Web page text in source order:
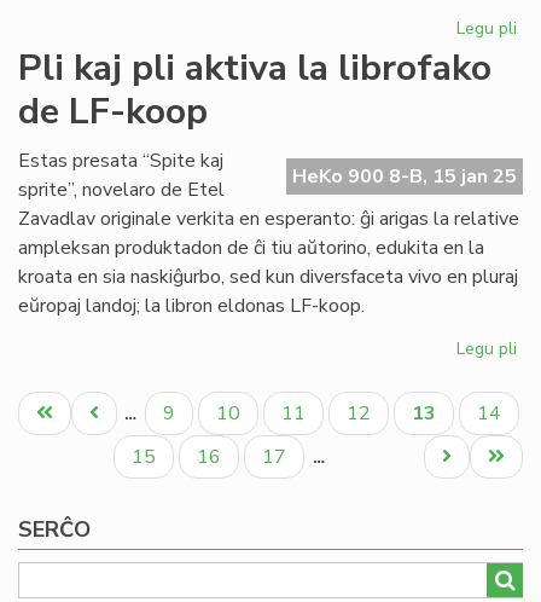
Legu pli
Pli kaj pli aktiva la librofako
de LF-koop
HeKo 900 8-B, 15 jan 25
Estas presata “Spite kaj
sprite”, novelaro de Etel
Zavadlav originale verkita en esperanto: ĝi arigas la relative
ampleksan produktadon de ĉi tiu aŭtorino, edukita en la
kroata en sia naskiĝurbo, sed kun diversfaceta vivo en pluraj
eŭropaj landoj; la libron eldonas LF-koop.
Legu pli
kaj
pli
la
LF-
Pagination
Unua
paĝo
Antaŭa
paĝo
… Paĝo
9 Paĝo
10 Paĝo
11 Paĝo
12
Aktuala
paĝo
13 Paĝo
14
Paĝo
15 Paĝo
16 Paĝo
17 …
Last
page
Next
page
SERĈO